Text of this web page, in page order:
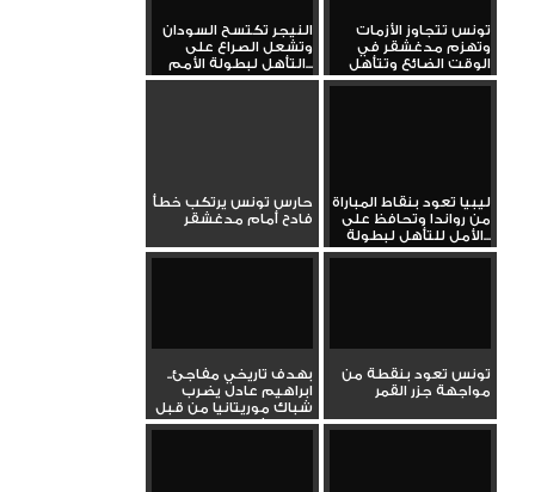
تونس تتجاوز الأزمات
وتهزم مدغشقر في
الوقت الضائع وتتأهل
لنهائيات...
النيجر تكتسح السودان
وتشعل الصراع على
التأهل لبطولة الأمم...
ليبيا تعود بنقاط المباراة
من رواندا وتحافظ على
الأمل للتأهل لبطولة...
حارس تونس يرتكب خطأ
فادح أمام مدغشقر
تونس تعود بنقطة من
مواجهة جزر القمر
بهدف تاريخي مفاجئ..
ابراهيم عادل يضرب
شباك موريتانيا من قبل
منتصف...